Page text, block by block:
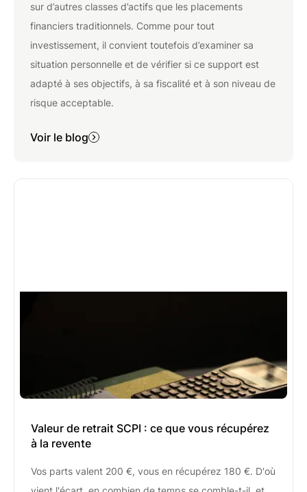
sur d’autres classes d’actifs que les placements
financiers traditionnels. Comme pour tout
investissement, il convient toutefois d’examiner sa
situation personnelle et de vérifier si ce support est
adapté à ses objectifs, à sa fiscalité et à son niveau de
risque acceptable.
Voir le blog
Valeur de retrait SCPI : ce que vous récupérez
à la revente
Vos parts valent 200 €, vous en récupérez 180 €. D'où